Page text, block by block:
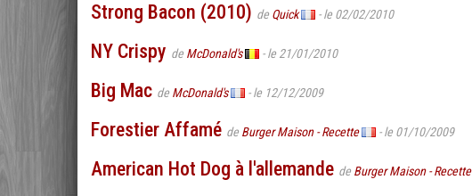
Strong Bacon (2010) de Quick - le 02/02/2010
NY Crispy de McDonald's - le 21/01/2010
Big Mac de McDonald's - le 12/12/2009
Forestier Affamé de Burger Maison - Recette - le 01/10/2009
American Hot Dog à l'allemande de Burger Maison - Recette